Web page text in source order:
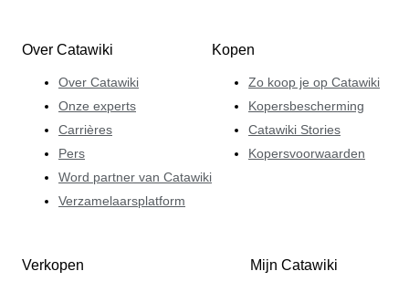
Over Catawiki
Over Catawiki
Onze experts
Carrières
Pers
Word partner van Catawiki
Verzamelaarsplatform
Kopen
Zo koop je op Catawiki
Kopersbescherming
Catawiki Stories
Kopersvoorwaarden
Verkopen Mijn Catawiki